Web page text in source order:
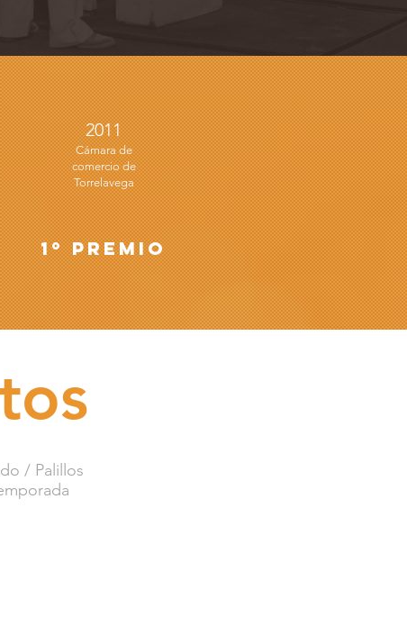
/ Palillos
1º premio
2011
Cámara de
comercio de
Torrelavega